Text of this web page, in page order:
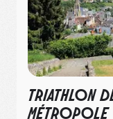
TRIATHLON
MÉTROPOLE